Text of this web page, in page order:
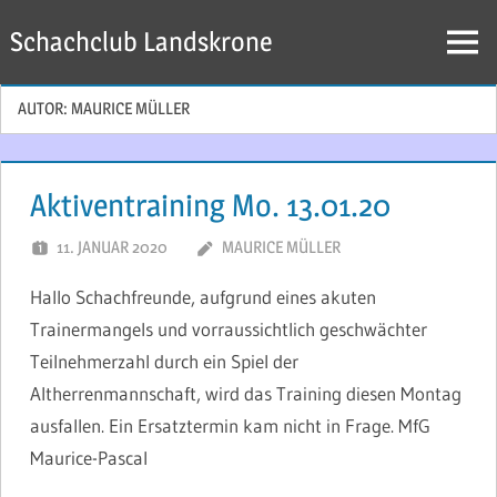
Inhalt
springen
Schachclub Landskrone Menü
AUTOR: MAURICE MÜLLER
Aktiventraining Mo. 13.01.20
11. JANUAR 2020 MAURICE MÜLLER
Hallo Schachfreunde, aufgrund eines akuten
Trainermangels und vorraussichtlich geschwächter
Teilnehmerzahl durch ein Spiel der
Altherrenmannschaft, wird das Training diesen Montag
ausfallen. Ein Ersatztermin kam nicht in Frage. MfG
Maurice-Pascal